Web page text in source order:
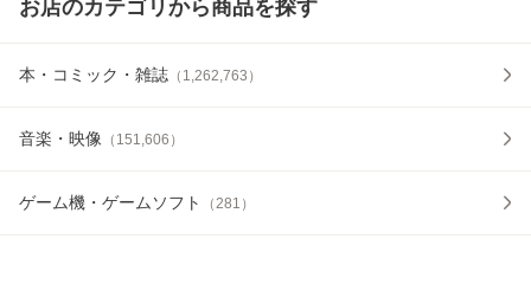
お店のカテゴリから商品を探す
本・コミック・雑誌 （ 1,262,763 ）
音楽・映像 （ 151,606 ）
ゲーム機・ゲームソフト （281 ）